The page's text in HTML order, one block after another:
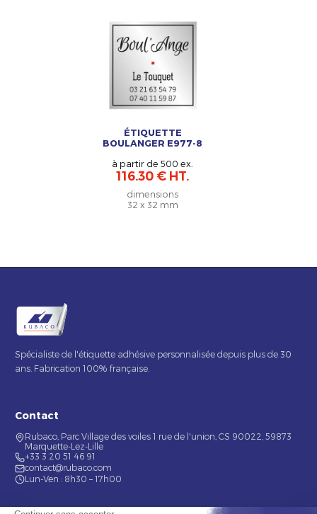
ÉTIQUETTE
BOULANGER E977-8
à partir de 500 ex.
116.30 € HT.
dimensions
32 x 32 mm
Spécialiste de l'étiquette adhésive personnalisée depuis plus de 30
ans. Fabrication 100% française.
Contact
Rubaco, Parc Village des voiles 1 rue de l'union, CS 90022, 59873
Marquette-Lez-Lille
+33 3 20 51 46 91
contact@rubaco.com
Lun-Ven : 8h30 – 17h00